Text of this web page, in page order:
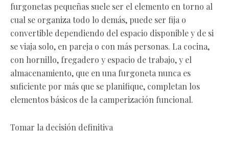
furgonetas pequeñas suele ser el elemento en torno al
cual se organiza todo lo demás, puede ser fija o
convertible dependiendo del espacio disponible y de si
se viaja solo, en pareja o con más personas. La cocina,
con hornillo, fregadero y espacio de trabajo, y el
almacenamiento, que en una furgoneta nunca es
suficiente por más que se planifique, completan los
elementos básicos de la camperización funcional.
Tomar la decisión definitiva